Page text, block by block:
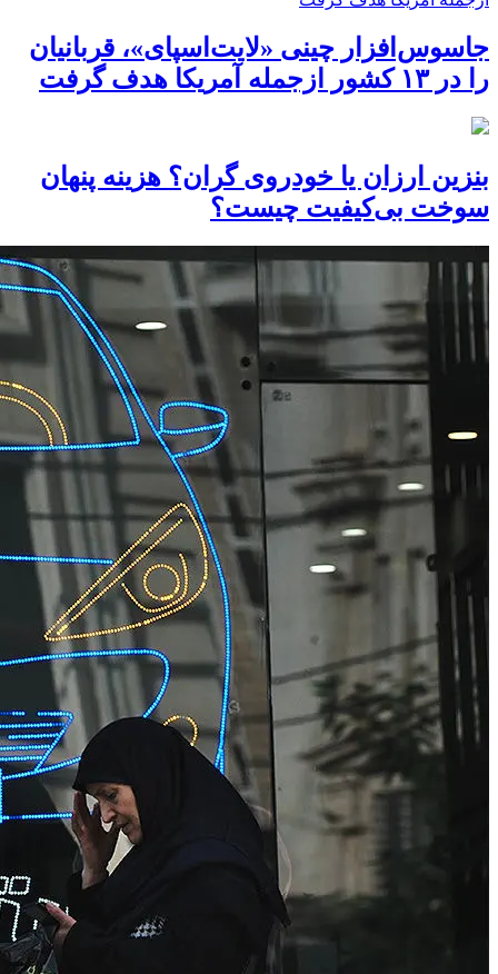
جاسوس‌افزار چینی «لایت‌اسپای»، قربانیان
را در ۱۳ کشور ازجمله آمریکا هدف گرفت
بنزین ارزان یا خودروی گران؟ هزینه پنهان
سوخت بی‌کیفیت چیست؟